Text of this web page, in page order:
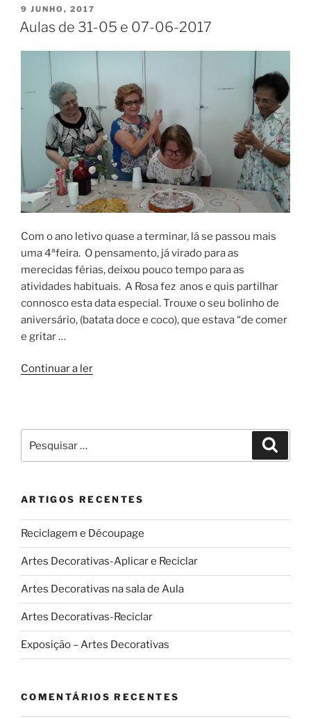
aulas”
PUBLICADO
EM
9 JUNHO, 2017
Aulas de 31-05 e 07-06-2017
Com o ano letivo quase a terminar, lá se passou mais
uma 4ªfeira. O pensamento, já virado para as
merecidas férias, deixou pouco tempo para as
atividades habituais. A Rosa fez anos e quis partilhar
connosco esta data especial. Trouxe o seu bolinho de
aniversário, (batata doce e coco), que estava “de comer
e gritar …
Continuar a ler“Aulas
por:
ARTIGOS RECENTES
Reciclagem e Découpage
Artes Decorativas-Aplicar e Reciclar
Artes Decorativas na sala de Aula
Artes Decorativas-Reciclar
Exposição – Artes Decorativas
COMENTÁRIOS RECENTES